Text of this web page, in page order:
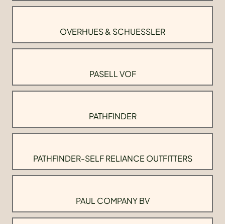
OVERHUES & SCHUESSLER
PASELL VOF
PATHFINDER
PATHFINDER-SELF RELIANCE OUTFITTERS
PAUL COMPANY BV